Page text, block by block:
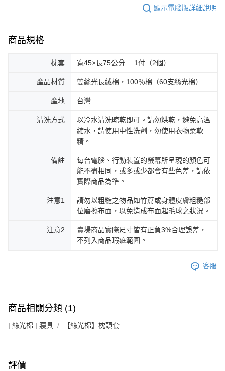
顯示電腦版詳細說明
商品規格
枕套 寬45×長75公分 ─ 1付（2個）
產品材質 雙絲光長絨棉，100％棉（60支絲光棉）
產地 台灣
清洗方式
以冷水清洗晾乾即可。請勿烘乾，避免高溫
縮水，請使用中性洗劑，勿使用衣物柔軟
精。
備註
每台電腦、行動裝置的螢幕所呈現的顏色可
能不盡相同，或多或少都會有些色差，請依
實際商品為準。
注意1
請勿以粗糙之物品如竹蓆或身體皮膚粗糙部
位磨擦布面，以免造成布面起毛球之狀況。
注意2
賣場商品實際尺寸皆有正負3%合理誤差，
不列入商品瑕疵範圍。
客服
商品相關分類 (1)
| 絲光棉 | 寢具 【絲光棉】枕頭套
評價